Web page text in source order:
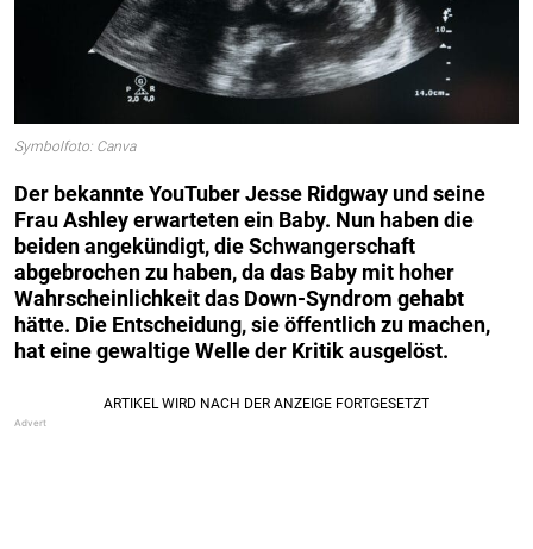
Symbolfoto: Canva
Der bekannte YouTuber Jesse Ridgway und seine
Frau Ashley erwarteten ein Baby. Nun haben die
beiden angekündigt, die Schwangerschaft
abgebrochen zu haben, da das Baby mit hoher
Wahrscheinlichkeit das Down-Syndrom gehabt
hätte. Die Entscheidung, sie öffentlich zu machen,
hat eine gewaltige Welle der Kritik ausgelöst.